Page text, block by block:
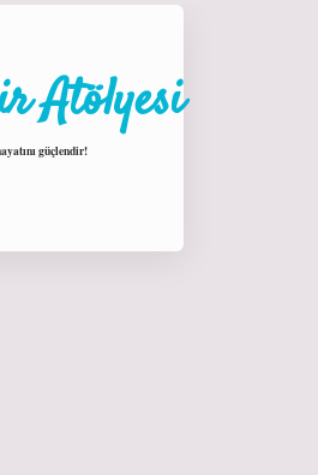
Atölyesi
güçlendir!